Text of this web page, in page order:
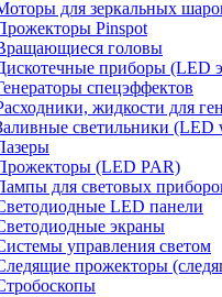
для зеркальных
Pinspot
головы
приборы (LED
спецэффектов
жидкости для
светильники (LED
(LED PAR)
для световых
LED панели
экраны
управления светом
прожекторы